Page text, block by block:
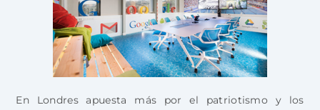
En Londres apuesta más por el patriotismo y los